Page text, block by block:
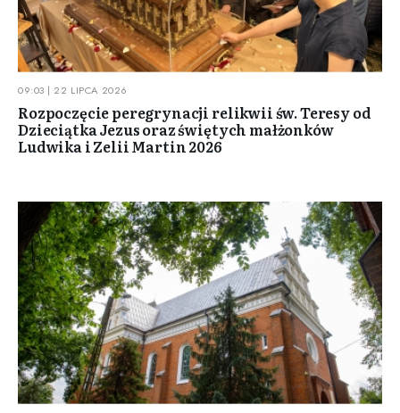
09:03 | 22 LIPCA 2026
Rozpoczęcie peregrynacji relikwii św. Teresy od
Dzieciątka Jezus oraz świętych małżonków
Ludwika i Zelii Martin 2026